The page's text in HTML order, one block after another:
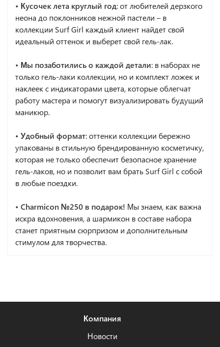
• Кусочек лета круглый год: от любителей дерзкого
неона до поклонников нежной пастели – в
коллекции Surf Girl каждый клиент найдет свой
идеальный оттенок и выберет свой гель-лак.
• Мы позаботились о каждой детали: в наборах не
только гель-лаки коллекции, но и комплект ложек и
наклеек с индикаторами цвета, которые облегчат
работу мастера и помогут визуализировать будущий
маникюр.
• Удобный формат: оттенки коллекции бережно
упакованы в стильную брендированную косметичку,
которая не только обеспечит безопасное хранение
гель-лаков, но и позволит вам брать Surf Girl с собой
в любые поездки.
• Charmicon №250 в подарок! Мы знаем, как важна
искра вдохновения, а шармикон в составе набора
станет приятным сюрпризом и дополнительным
стимулом для творчества.
Компания
Новости